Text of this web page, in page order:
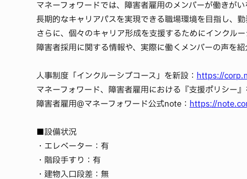
マネーフォワードでは、障害者雇用のメンバーが働きがい
長期的なキャリアパスを実現できる職場環境を目指し、
さらに、個々のキャリア形成を支援するためにインクル
障害者採用に関する情報や、実際に働くメンバーの声を
人事制度「インクルーシブコース」を新設： https://
マネーフォワード、障害者雇用における『支援ポリシー』
障害者雇用@マネーフォワード公式note： https://
■設備状況
・エレベーター：有
・階段手すり：有
・建物入口段差：無